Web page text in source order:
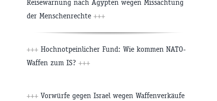
Reisewarnung nach Ägypten wegen Missachtung
der Menschenrechte +++
+++ Hochnotpeinlicher Fund: Wie kommen NATO-
Waffen zum IS? +++
+++ Vorwürfe gegen Israel wegen Waffenverkäufe